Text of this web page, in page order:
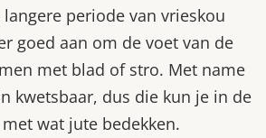
periode van vrieskou
goed aan om de voet van de
met blad of stro. Met name
kwetsbaar, dus die kun je in de
wat jute bedekken.